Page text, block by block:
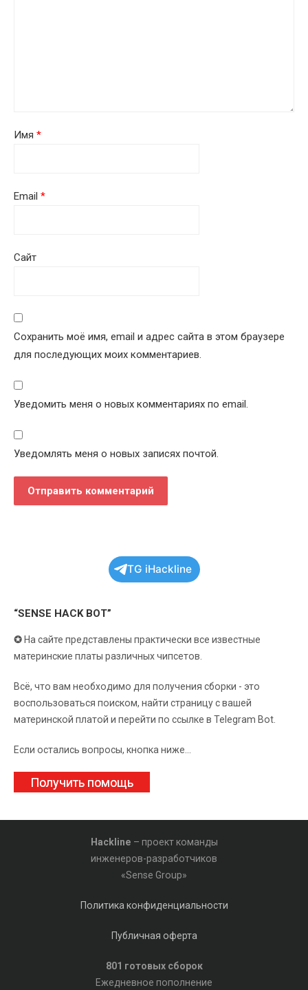
Имя *
Email *
Сайт
Сохранить моё имя, email и адрес сайта в этом браузере
для последующих моих комментариев.
Уведомить меня о новых комментариях по email.
Уведомлять меня о новых записях почтой.
TG iHackline
“SENSE HACK BOT”
✪ На сайте представлены практически все известные
материнские платы различных чипсетов.
Всё, что вам необходимо для получения сборки - это
воспользоваться поиском, найти страницу с вашей
материнской платой и перейти по ссылке в Telegram Bot.
Если остались вопросы, кнопка ниже...
Получить помощь
Hackline – проект команды
инженеров-разработчиков
«Sense Group»
Политика конфиденциальности
Публичная оферта
801 готовых сборок
Ежедневное пополнение